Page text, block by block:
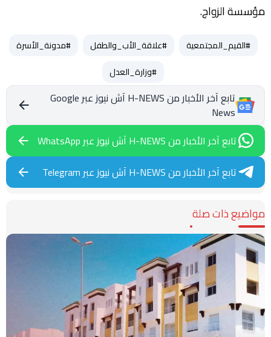
مؤسسة الزواج.
#القيم_المجتمعية #علاقة_الأب_والطفل
#مدونة_الأسرة
#وزارة_العدل
تابع آخر الأخبار من H-NEWS آش نيوز عبر Google
News
تابع آخر الأخبار من H-NEWS آش نيوز عبر WhatsApp
تابع آخر الأخبار من H-NEWS آش نيوز عبر Telegram
مواضيع ذات صلة